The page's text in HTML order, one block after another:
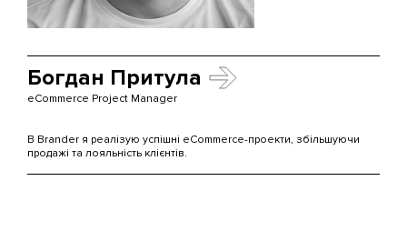
Богдан Притула
eCommerce Project Manager
В Brander я реалізую успішні eCommerce-проекти, збільшуючи
продажі та лояльність клієнтів.